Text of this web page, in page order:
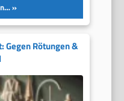
Rötungen &